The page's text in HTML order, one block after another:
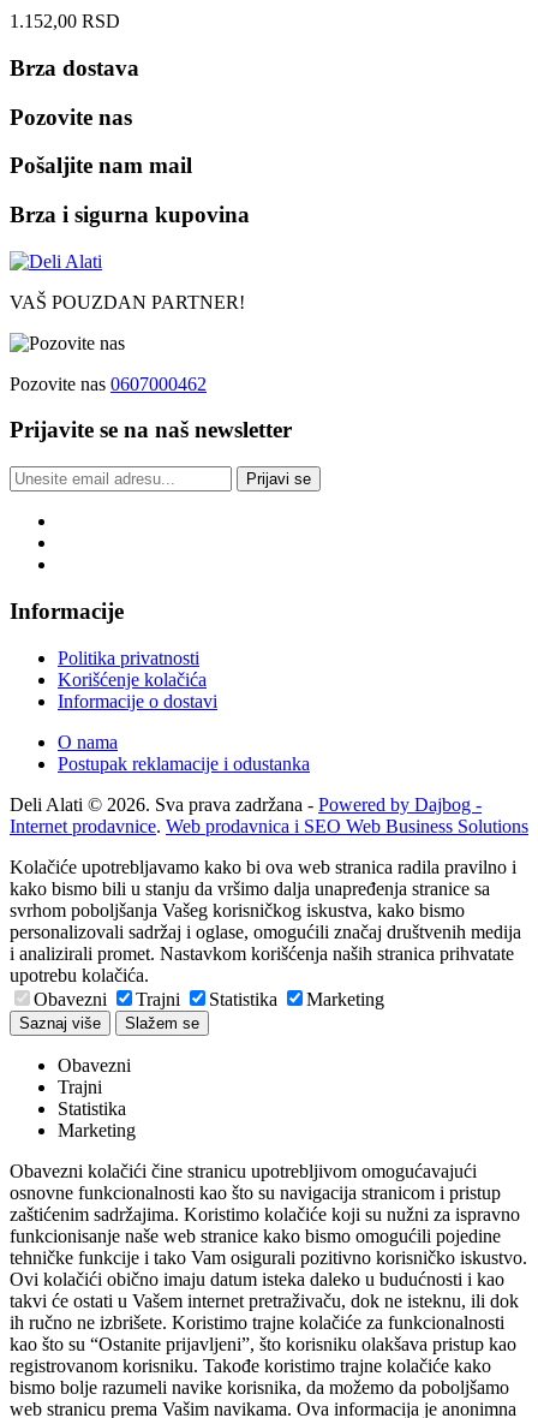
1.152,00 RSD
Brza dostava
Pozovite nas
Pošaljite nam mail
Brza i sigurna kupovina
VAŠ POUZDAN PARTNER!
Pozovite nas 0607000462
Prijavite se na naš newsletter
Prijavi se
Informacije
Politika privatnosti
Korišćenje kolačića
Informacije o dostavi
O nama
Postupak reklamacije i odustanka
Deli Alati © 2026. Sva prava zadržana - Powered by Dajbog -
Internet prodavnice. Web prodavnica i SEO Web Business Solutions
Kolačiće upotrebljavamo kako bi ova web stranica radila pravilno i
kako bismo bili u stanju da vršimo dalja unapređenja stranice sa
svrhom poboljšanja Vašeg korisničkog iskustva, kako bismo
personalizovali sadržaj i oglase, omogućili značaj društvenih medija
i analizirali promet. Nastavkom korišćenja naših stranica prihvatate
upotrebu kolačića.
Obavezni
Trajni Statistika Marketing
Saznaj više Slažem se
Obavezni
Trajni
Statistika
Marketing
Obavezni kolačići čine stranicu upotrebljivom omogućavajući
osnovne funkcionalnosti kao što su navigacija stranicom i pristup
zaštićenim sadržajima. Koristimo kolačiće koji su nužni za ispravno
funkcionisanje naše web stranice kako bismo omogućili pojedine
tehničke funkcije i tako Vam osigurali pozitivno korisničko iskustvo.
Ovi kolačići obično imaju datum isteka daleko u budućnosti i kao
takvi će ostati u Vašem internet pretraživaču, dok ne isteknu, ili dok
ih ručno ne izbrišete. Koristimo trajne kolačiće za funkcionalnosti
kao što su “Ostanite prijavljeni”, što korisniku olakšava pristup kao
registrovanom korisniku. Takođe koristimo trajne kolačiće kako
bismo bolje razumeli navike korisnika, da možemo da poboljšamo
web stranicu prema Vašim navikama. Ova informacija je anonimna